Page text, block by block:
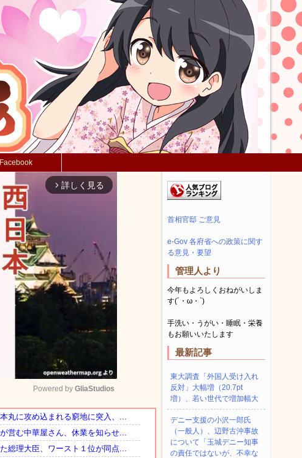
Facebook
arrow_forward_ios 詳しく見る
Mute
Powered by GliaStudios
首相官邸 ご意見
e-Gov 各府省への政策に関す
る意見・要望
管理人より
今年もよろしくおねがいしま
す(´・ω・`)
手洗い・うがい・睡眠・栄養
もお願いいたします
最新記事
東大調査「外国人受け入れ
反対」大幅増（20.7pt
増）、若い世代で増加幅大
デニー支援の小沢一郎氏
（一般人）、辺野古沖事故
について「玉城デニー知事
の責任ではないが、不幸な